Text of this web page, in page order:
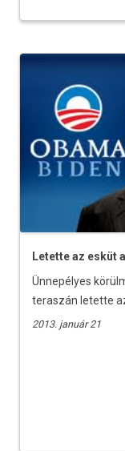
Letette az esküt
Ünnepélyes
teraszán letette
2013. január 21